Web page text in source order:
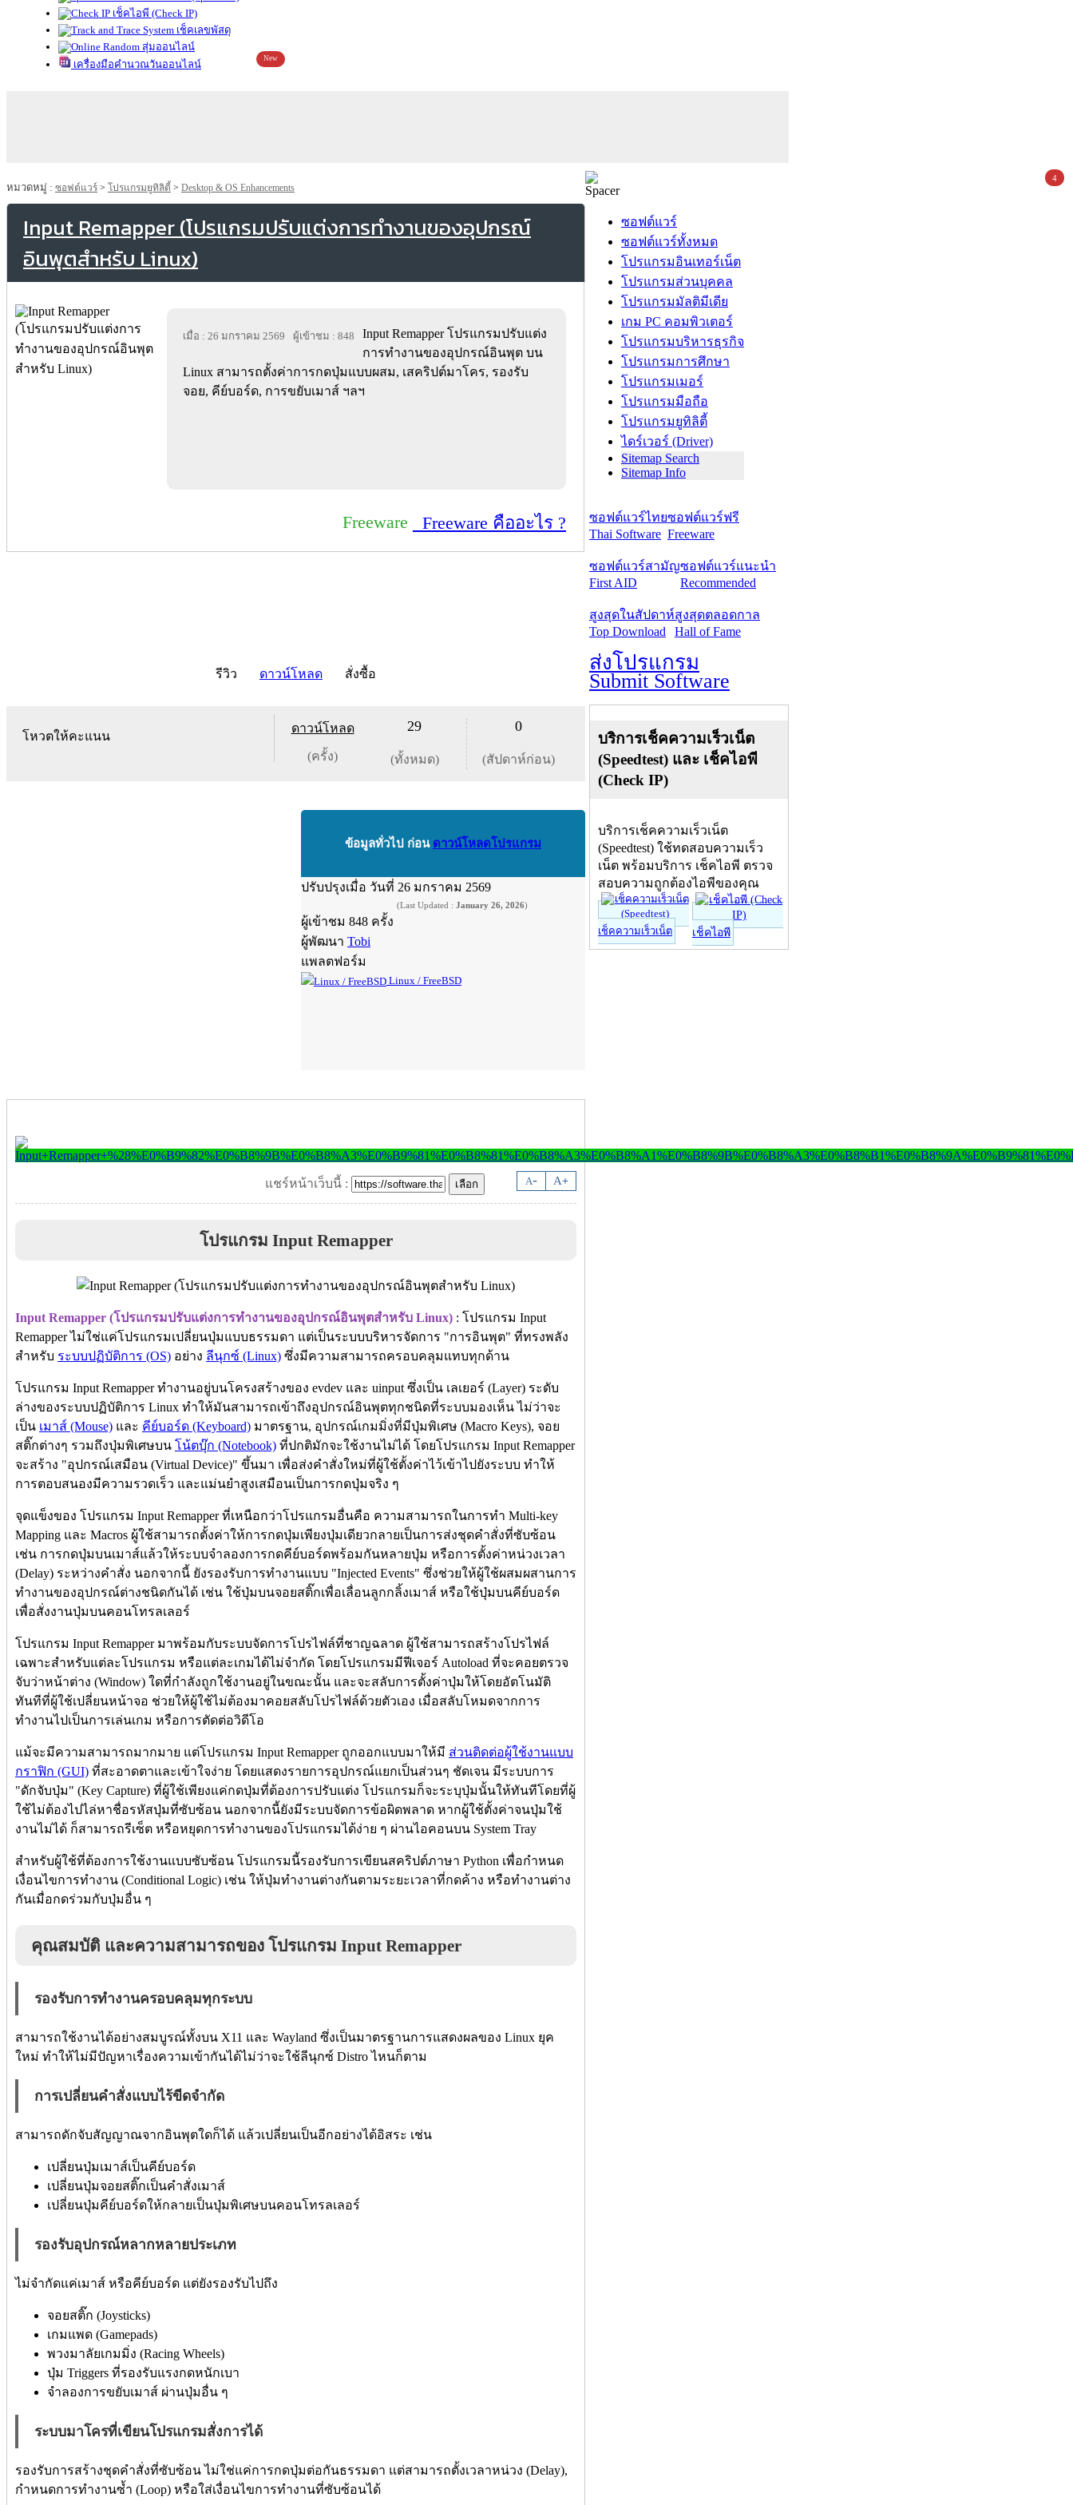
เช็คไอพี (Check IP)
เช็คเลขพัสดุ
สุ่มออนไลน์
เครื่องมือคำนวณวันออนไลน์
New
หมวดหมู่ : ซอฟต์แวร์ > โปรแกรมยูทิลิตี้ > Desktop & OS Enhancements
Input Remapper (โปรแกรมปรับแต่งการทำงานของอุปกรณ์
อินพุตสำหรับ Linux)
เมื่อ : 26 มกราคม 2569 ผู้เข้าชม : 848
Input Remapper โปรแกรมปรับแต่ง
การทำงานของอุปกรณ์อินพุต บน
Linux สามารถตั้งค่าการกดปุ่มแบบผสม, เสคริปต์มาโคร, รองรับ
จอย, คีย์บอร์ด, การขยับเมาส์ ฯลฯ
Freeware Freeware คืออะไร ?
รีวิว ดาวน์โหลด สั่งซื้อ
โหวตให้คะแนน
ดาวน์โหลด
(ครั้ง)
29
(ทั้งหมด)
0
(สัปดาห์ก่อน)
ข้อมูลทั่วไป ก่อน ดาวน์โหลดโปรแกรม
ปรับปรุงเมื่อ วันที่ 26 มกราคม 2569
(Last Updated : January 26, 2026)
ผู้เข้าชม 848 ครั้ง
ผู้พัฒนา Tobi
แพลตฟอร์ม
Linux / FreeBSD
A- A+
แชร์หน้าเว็บนี้ :
โปรแกรม Input Remapper
Input Remapper (โปรแกรมปรับแต่งการทำงานของอุปกรณ์อินพุตสำหรับ Linux) : โปรแกรม Input
Remapper ไม่ใช่แค่โปรแกรมเปลี่ยนปุ่มแบบธรรมดา แต่เป็นระบบบริหารจัดการ "การอินพุต" ที่ทรงพลัง
สำหรับ ระบบปฏิบัติการ (OS) อย่าง ลีนุกซ์ (Linux) ซึ่งมีความสามารถครอบคลุมแทบทุกด้าน
โปรแกรม Input Remapper ทำงานอยู่บนโครงสร้างของ evdev และ uinput ซึ่งเป็น เลเยอร์ (Layer) ระดับ
ล่างของระบบปฏิบัติการ Linux ทำให้มันสามารถเข้าถึงอุปกรณ์อินพุตทุกชนิดที่ระบบมองเห็น ไม่ว่าจะ
เป็น เมาส์ (Mouse) และ คีย์บอร์ด (Keyboard) มาตรฐาน, อุปกรณ์เกมมิ่งที่มีปุ่มพิเศษ (Macro Keys), จอย
สติ๊กต่างๆ รวมถึงปุ่มพิเศษบน โน้ตบุ๊ก (Notebook) ที่ปกติมักจะใช้งานไม่ได้ โดยโปรแกรม Input Remapper
จะสร้าง "อุปกรณ์เสมือน (Virtual Device)" ขึ้นมา เพื่อส่งคำสั่งใหม่ที่ผู้ใช้ตั้งค่าไว้เข้าไปยังระบบ ทำให้
การตอบสนองมีความรวดเร็ว และแม่นยำสูงเสมือนเป็นการกดปุ่มจริง ๆ
จุดแข็งของ โปรแกรม Input Remapper ที่เหนือกว่าโปรแกรมอื่นคือ ความสามารถในการทำ Multi-key
Mapping และ Macros ผู้ใช้สามารถตั้งค่าให้การกดปุ่มเพียงปุ่มเดียวกลายเป็นการส่งชุดคำสั่งที่ซับซ้อน
เช่น การกดปุ่มบนเมาส์แล้วให้ระบบจำลองการกดคีย์บอร์ดพร้อมกันหลายปุ่ม หรือการตั้งค่าหน่วงเวลา
(Delay) ระหว่างคำสั่ง นอกจากนี้ ยังรองรับการทำงานแบบ "Injected Events" ซึ่งช่วยให้ผู้ใช้ผสมผสานการ
ทำงานของอุปกรณ์ต่างชนิดกันได้ เช่น ใช้ปุ่มบนจอยสติ๊กเพื่อเลื่อนลูกกลิ้งเมาส์ หรือใช้ปุ่มบนคีย์บอร์ด
เพื่อสั่งงานปุ่มบนคอนโทรลเลอร์
โปรแกรม Input Remapper มาพร้อมกับระบบจัดการโปรไฟล์ที่ชาญฉลาด ผู้ใช้สามารถสร้างโปรไฟล์
เฉพาะสำหรับแต่ละโปรแกรม หรือแต่ละเกมได้ไม่จำกัด โดยโปรแกรมมีฟีเจอร์ Autoload ที่จะคอยตรวจ
จับว่าหน้าต่าง (Window) ใดที่กำลังถูกใช้งานอยู่ในขณะนั้น และจะสลับการตั้งค่าปุ่มให้โดยอัตโนมัติ
ทันทีที่ผู้ใช้เปลี่ยนหน้าจอ ช่วยให้ผู้ใช้ไม่ต้องมาคอยสลับโปรไฟล์ด้วยตัวเอง เมื่อสลับโหมดจากการ
ทำงานไปเป็นการเล่นเกม หรือการตัดต่อวิดีโอ
แม้จะมีความสามารถมากมาย แต่โปรแกรม Input Remapper ถูกออกแบบมาให้มี ส่วนติดต่อผู้ใช้งานแบบ
กราฟิก (GUI) ที่สะอาดตาและเข้าใจง่าย โดยแสดงรายการอุปกรณ์แยกเป็นส่วนๆ ชัดเจน มีระบบการ
"ดักจับปุ่ม" (Key Capture) ที่ผู้ใช้เพียงแค่กดปุ่มที่ต้องการปรับแต่ง โปรแกรมก็จะระบุปุ่มนั้นให้ทันทีโดยที่ผู้
ใช้ไม่ต้องไปไล่หาชื่อรหัสปุ่มที่ซับซ้อน นอกจากนี้ยังมีระบบจัดการข้อผิดพลาด หากผู้ใช้ตั้งค่าจนปุ่มใช้
งานไม่ได้ ก็สามารถรีเซ็ต หรือหยุดการทำงานของโปรแกรมได้ง่าย ๆ ผ่านไอคอนบน System Tray
สำหรับผู้ใช้ที่ต้องการใช้งานแบบซับซ้อน โปรแกรมนี้รองรับการเขียนสคริปต์ภาษา Python เพื่อกำหนด
เงื่อนไขการทำงาน (Conditional Logic) เช่น ให้ปุ่มทำงานต่างกันตามระยะเวลาที่กดค้าง หรือทำงานต่าง
กันเมื่อกดร่วมกับปุ่มอื่น ๆ
คุณสมบัติ และความสามารถของ โปรแกรม Input Remapper
รองรับการทำงานครอบคลุมทุกระบบ
สามารถใช้งานได้อย่างสมบูรณ์ทั้งบน X11 และ Wayland ซึ่งเป็นมาตรฐานการแสดงผลของ Linux ยุค
ใหม่ ทำให้ไม่มีปัญหาเรื่องความเข้ากันได้ไม่ว่าจะใช้ลีนุกซ์ Distro ไหนก็ตาม
การเปลี่ยนคำสั่งแบบไร้ขีดจำกัด
สามารถดักจับสัญญาณจากอินพุตใดก็ได้ แล้วเปลี่ยนเป็นอีกอย่างได้อิสระ เช่น
เปลี่ยนปุ่มเมาส์เป็นคีย์บอร์ด
เปลี่ยนปุ่มจอยสติ๊กเป็นคำสั่งเมาส์
เปลี่ยนปุ่มคีย์บอร์ดให้กลายเป็นปุ่มพิเศษบนคอนโทรลเลอร์
รองรับอุปกรณ์หลากหลายประเภท
ไม่จำกัดแค่เมาส์ หรือคีย์บอร์ด แต่ยังรองรับไปถึง
จอยสติ๊ก (Joysticks)
เกมแพด (Gamepads)
พวงมาลัยเกมมิ่ง (Racing Wheels)
ปุ่ม Triggers ที่รองรับแรงกดหนักเบา
จำลองการขยับเมาส์ ผ่านปุ่มอื่น ๆ
ระบบมาโครที่เขียนโปรแกรมสั่งการได้
รองรับการสร้างชุดคำสั่งที่ซับซ้อน ไม่ใช่แค่การกดปุ่มต่อกันธรรมดา แต่สามารถตั้งเวลาหน่วง (Delay),
กำหนดการทำงานซ้ำ (Loop) หรือใส่เงื่อนไขการทำงานที่ซับซ้อนได้
ซอฟต์แวร์
ซอฟต์แวร์ทั้งหมด
โปรแกรมอินเทอร์เน็ต
โปรแกรมส่วนบุคคล
โปรแกรมมัลติมีเดีย
เกม PC คอมพิวเตอร์
โปรแกรมบริหารธุรกิจ
โปรแกรมการศึกษา
โปรแกรมเมอร์
โปรแกรมมือถือ
โปรแกรมยูทิลิตี้
ไดร์เวอร์ (Driver)
Sitemap Search
Sitemap Info
ซอฟต์แวร์ไทย
Thai Software
ซอฟต์แวร์ฟรี
Freeware
ซอฟต์แวร์สามัญ
First AID
ซอฟต์แวร์แนะนำ
Recommended
สูงสุดในสัปดาห์
Top Download
สูงสุดตลอดกาล
Hall of Fame
ส่งโปรแกรม
Submit Software
บริการเช็คความเร็วเน็ต
(Speedtest) และ เช็คไอพี
(Check IP)
บริการเช็คความเร็วเน็ต
(Speedtest) ใช้ทดสอบความเร็ว
เน็ต พร้อมบริการ เช็คไอพี ตรวจ
สอบความถูกต้องไอพีของคุณ
เช็คความเร็วเน็ต เช็คไอพี
4